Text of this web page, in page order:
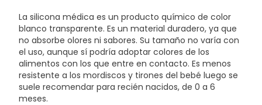
La silicona médica es un producto químico de color
blanco transparente. Es un material duradero, ya que
no absorbe olores ni sabores. Su tamaño no varía con
el uso, aunque sí podría adoptar colores de los
alimentos con los que entre en contacto. Es menos
resistente a los mordiscos y tirones del bebé luego se
suele recomendar para recién nacidos, de 0 a 6
meses.